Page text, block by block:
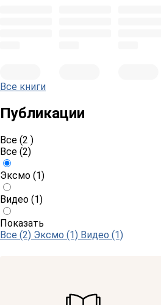
Все книги
Публикации
Все (2 )
Все (2)
Эксмо (1)
Видео (1)
Показать
Все (2) Эксмо (1) Видео (1)